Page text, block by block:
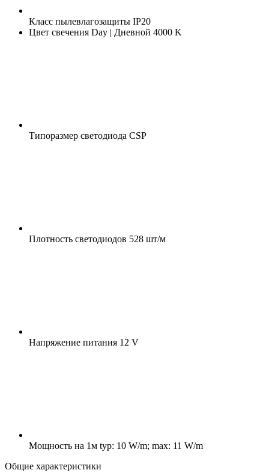
Класс пылевлагозащиты IP20
Цвет свечения Day | Дневной 4000 K
Типоразмер светодиода CSP
Плотность светодиодов 528 шт/м
Напряжение питания 12 V
Мощность на 1м typ: 10 W/m; max: 11 W/m
Общие характеристики